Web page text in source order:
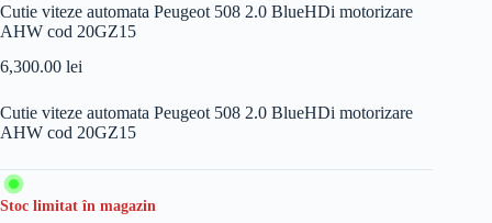
Cutie viteze automata Peugeot 508 2.0 BlueHDi motorizare
AHW cod 20GZ15
6,300.00 lei
Cutie viteze automata Peugeot 508 2.0 BlueHDi motorizare
AHW cod 20GZ15
Stoc limitat în magazin